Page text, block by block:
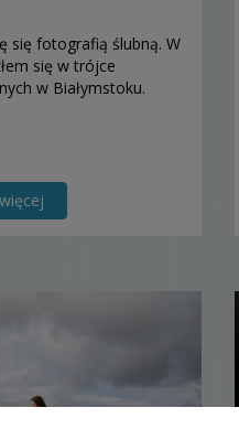
się fotografią ślubną. W
się w trójce
w Białymstoku.